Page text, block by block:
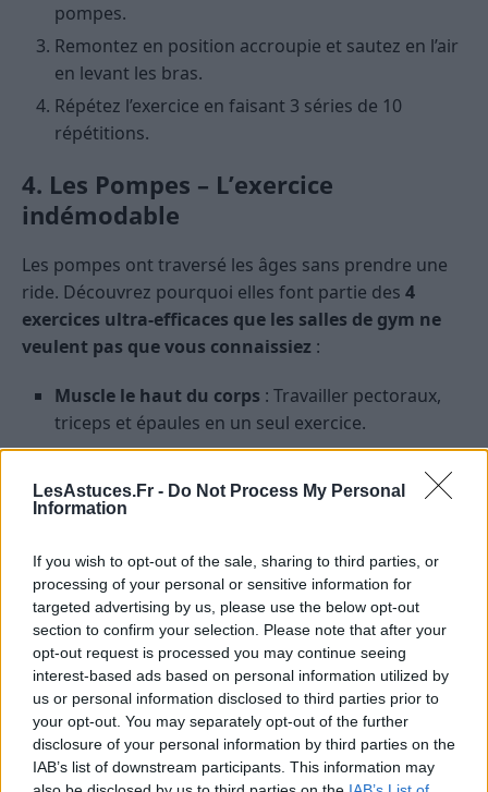
LesAstuces.Fr - Do Not Process My Personal
Information
If you wish to opt-out of the sale, sharing to third parties, or
processing of your personal or sensitive information for
targeted advertising by us, please use the below opt-out
section to confirm your selection. Please note that after your
opt-out request is processed you may continue seeing
interest-based ads based on personal information utilized by
us or personal information disclosed to third parties prior to
your opt-out. You may separately opt-out of the further
disclosure of your personal information by third parties on the
IAB’s list of downstream participants. This information may
pompes.
Remontez en position accroupie et sautez en l’air
en levant les bras.
Répétez l’exercice en faisant 3 séries de 10
répétitions.
4. Les Pompes – L’exercice
indémodable
Les pompes ont traversé les âges sans prendre une
ride. Découvrez pourquoi elles font partie des 4
exercices ultra-efficaces que les salles de gym ne
veulent pas que vous connaissiez :
Muscle le haut du corps : Travailler pectoraux,
triceps et épaules en un seul exercice.
Modulable: Diversifiez vos séances en
changeant la position des mains.
Commencez en position de planche, les mains à
plat au sol.
Descendez votre corps en fléchissant les coudes.
Remontez en tendant les bras.
Faites 3 séries de 15 répétitions.
Conclusion